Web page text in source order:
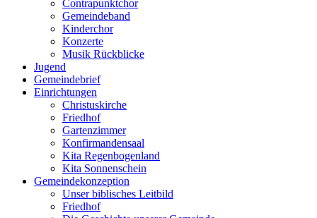
Contrapunktchor
Gemeindeband
Kinderchor
Konzerte
Musik Rückblicke
Jugend
Gemeindebrief
Einrichtungen
Christuskirche
Friedhof
Gartenzimmer
Konfirmandensaal
Kita Regenbogenland
Kita Sonnenschein
Gemeindekonzeption
Unser biblisches Leitbild
Friedhof